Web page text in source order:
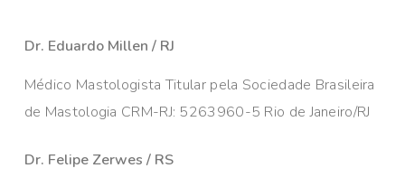
Dr. Eduardo Millen / RJ
Médico Mastologista Titular pela Sociedade Brasileira
de Mastologia CRM-RJ: 5263960-5 Rio de Janeiro/RJ
Dr. Felipe Zerwes / RS